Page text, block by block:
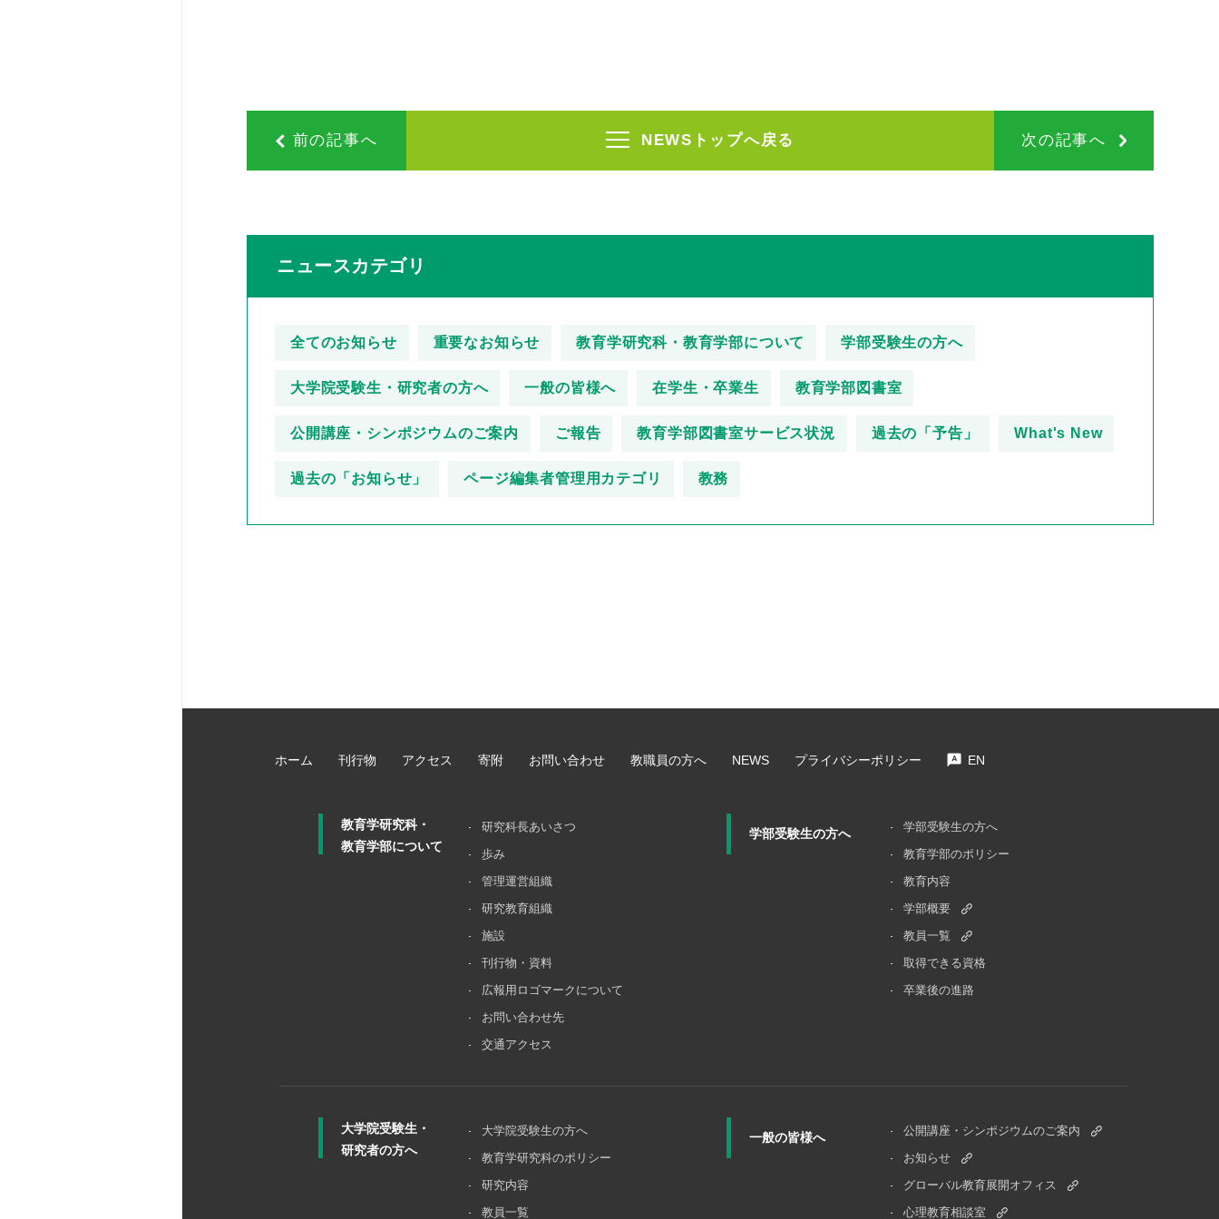
前の記事へ NEWSトップへ戻る 次の記事へ
ニュースカテゴリ
全てのお知らせ 重要なお知らせ 教育学研究科・教育学部について 学部受験生の方へ
大学院受験生・研究者の方へ 一般の皆様へ 在学生・卒業生 教育学部図書室
公開講座・シンポジウムのご案内 ご報告 教育学部図書室サービス状況 過去の「予告」 What's New
過去の「お知らせ」 ページ編集者管理用カテゴリ 教務
ホーム 刊行物 アクセス 寄附 お問い合わせ 教職員の方へ NEWS プライバシーポリシー EN
教育学研究科・
教育学部について
研究科長あいさつ
歩み
管理運営組織
研究教育組織
施設
刊行物・資料
広報用ロゴマークについて
お問い合わせ先
交通アクセス
学部受験生の方へ
学部受験生の方へ
教育学部のポリシー
教育内容
学部概要
教員一覧
取得できる資格
卒業後の進路
大学院受験生・
研究者の方へ
大学院受験⽣の⽅へ
教育学研究科のポリシー
研究内容
教員一覧
一般の皆様へ
公開講座・シンポジウムのご案内
お知らせ
グローバル教育展開オフィス
心理教育相談室